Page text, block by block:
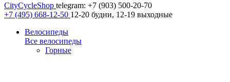
CityCycleShop telegram: +7 (903) 500-20-70
+7 (495) 668-12-50 12-20 будни, 12-19 выходные
Велосипеды
Все велосипеды
Горные